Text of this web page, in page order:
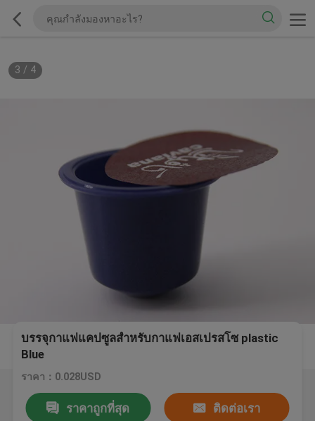
3 / 4
บรรจุกาแฟแคปซูลสำหรับกาแฟเอสเปรสโซ plastic
Blue
ราคา：0.028USD
ราคาถูกที่สุด ติดต่อเรา